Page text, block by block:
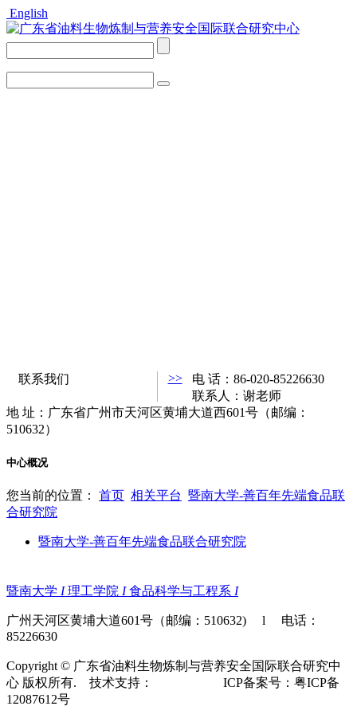
English
联系我们 >>
电 话：86-020-85226630
联系人：谢老师
地 址：广东省广州市天河区黄埔大道西601号（邮编：
510632）
中心概况
您当前的位置： 首页 相关平台 暨南大学-善百年先端食品联
合研究院
暨南大学-善百年先端食品联合研究院
暨南大学 I 理工学院 I 食品科学与工程系 I
广州天河区黄埔大道601号（邮编：510632) l 电话：
85226630
Copyright © 广东省油料生物炼制与营养安全国际联合研究中
心 版权所有. 技术支持：
ICP备案号：粤ICP备
12087612号